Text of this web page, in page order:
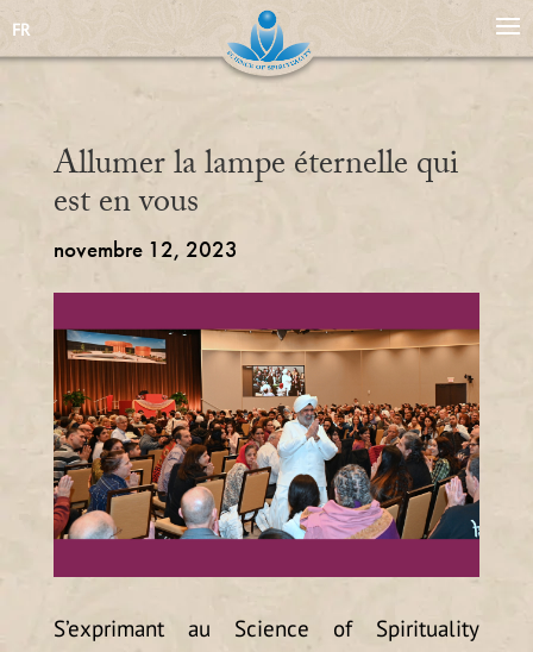
FR
Allumer la lampe éternelle qui
est en vous
novembre 12, 2023
S’exprimant au Science of Spirituality